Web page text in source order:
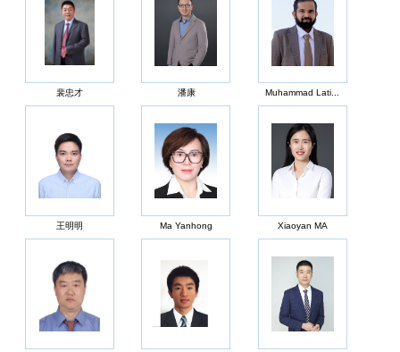
裴忠才 潘康 Muhammad Lati...
王明明 Ma Yanhong Xiaoyan MA